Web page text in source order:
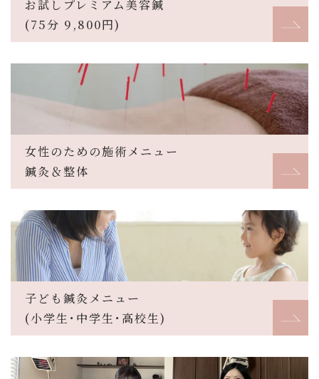
お試しプレミアム美容鍼
(75分 9,800円)
女性のための施術メニュー
鍼灸＆整体
子ども鍼灸メニュー
(小学生･中学生･高校生)